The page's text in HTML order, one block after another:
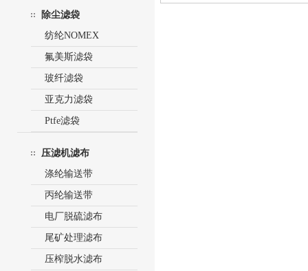
除尘滤袋
纺纶NOMEX
氟美斯滤袋
玻纤滤袋
亚克力滤袋
Ptfe滤袋
压滤机滤布
涤纶输送带
丙纶输送带
电厂脱硫滤布
尾矿处理滤布
压榨脱水滤布